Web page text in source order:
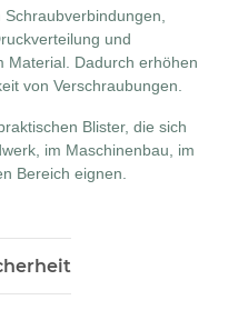
und
Material. Dadurch erhöhen
von Verschraubungen.
Blister, die sich
im Maschinenbau, im
Bereich eignen.